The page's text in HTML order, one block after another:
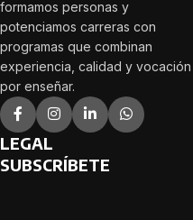
formamos personas y
potenciamos carreras con
programas que combinan
experiencia, calidad y vocación
por enseñar.
LEGAL
SUBSCRÍBETE